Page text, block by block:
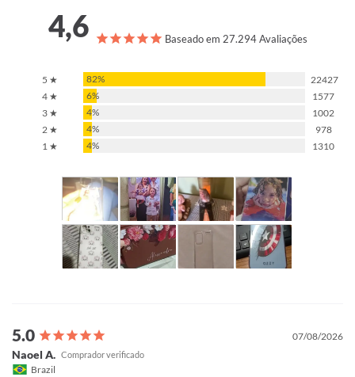
4,6 Baseado em 27.294 Avaliações
5 ★ 82%
22427
4 ★
6%
1577
3 ★
4%
1002
2 ★
4%
978
1 ★
4% 1310
07/08/2026
Naoel A.
Brazil